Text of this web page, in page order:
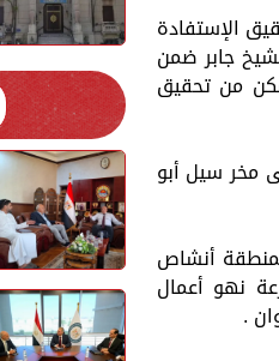
الإستفادة
نهو تنفيذ مأخذى رقم ١٠ ، ٢٤ على ترعة الشيخ جابر ضمن
قبل منتصف العام الحالى ٢٠٢٥ وبما يُمكن من تحقيق
مخر سيل أبو
أنشاص
نهو أعمال
.